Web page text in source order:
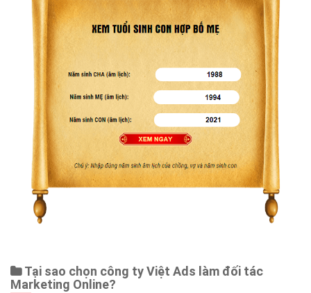
Tại sao chọn công ty Việt Ads làm đối tác
Marketing Online?